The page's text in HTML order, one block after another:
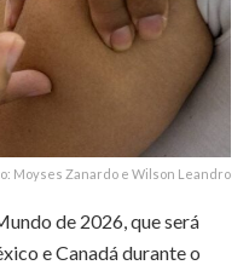
Moyses Zanardo e Wilson Leandro
de 2026, que será
e Canadá durante o